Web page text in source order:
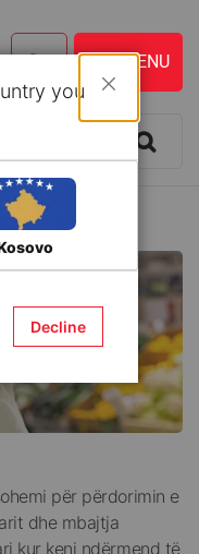
për përdorimin e
dhe mbajtja
kur keni ndërmend të
you
Decline